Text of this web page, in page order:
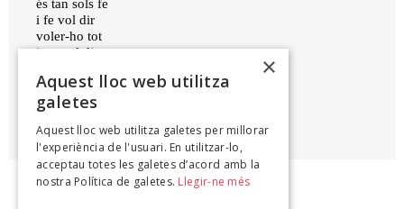
és tan sols fe
i fe vol dir
voler-ho tot
i tot vol dir
Nosaltres, qui, 2020
×
Aquest lloc web utilitza
galetes
Aquest lloc web utilitza galetes per millorar
l'experiència de l'usuari. En utilitzar-lo,
acceptau totes les galetes d’acord amb la
nostra Política de galetes. Llegir-ne més